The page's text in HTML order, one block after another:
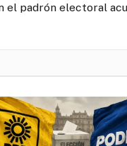
padrón electoral